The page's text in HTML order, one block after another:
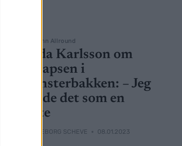
Langrenn Allround
Frida Karlsson om
kollapsen i
monsterbakken: – Jeg
hadde det som en
rotte
INGEBORG SCHEVE 08.01.2023